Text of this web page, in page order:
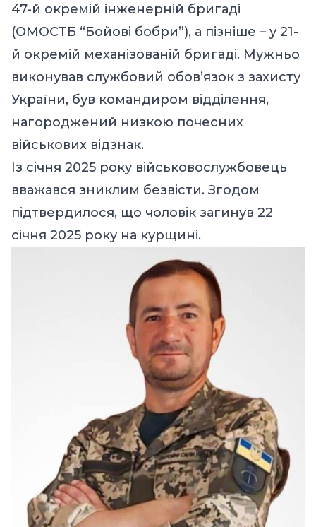
47-й окремій інженерній бригаді
(ОМОСТБ “Бойові бобри”), а пізніше – у 21-
й окремій механізованій бригаді. Мужньо
виконував службовий обов’язок з захисту
України, був командиром відділення,
нагороджений низкою почесних
військових відзнак.
Із січня 2025 року військовослужбовець
вважався зниклим безвісти. Згодом
підтвердилося, що чоловік загинув 22
січня 2025 року на курщині.